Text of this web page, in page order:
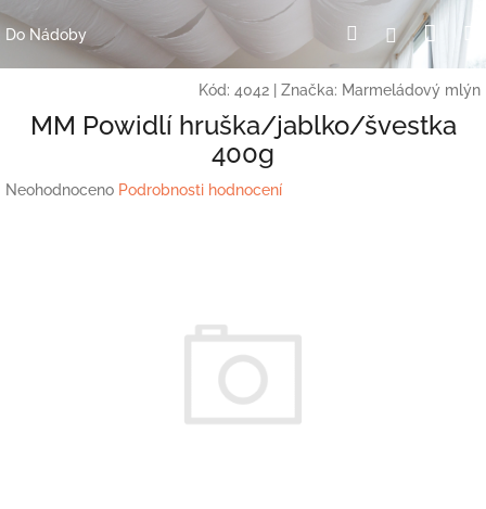
Přejít
naDo Nádoby HledatPřihlášení
Kód: 4042 Značka: Marmeládový mlýn
MM Powidlí hruška/jablko/švestka
400g
Průměrné
Neohodnoceno Podrobnosti hodnocení